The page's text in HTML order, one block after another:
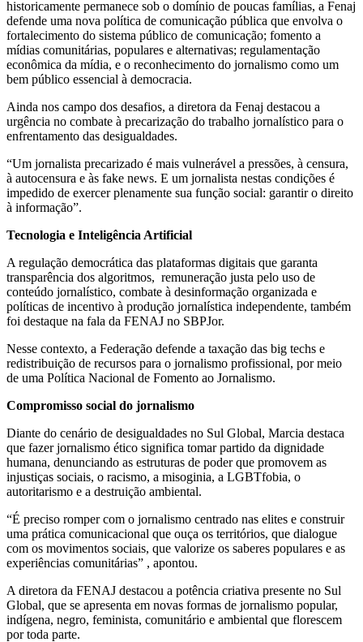
historicamente permanece sob o domínio de poucas famílias, a Fenaj
defende uma nova política de comunicação pública que envolva o
fortalecimento do sistema público de comunicação; fomento a
mídias comunitárias, populares e alternativas; regulamentação
econômica da mídia, e o reconhecimento do jornalismo como um
bem público essencial à democracia.
Ainda nos campo dos desafios, a diretora da Fenaj destacou a
urgência no combate à precarização do trabalho jornalístico para o
enfrentamento das desigualdades.
“Um jornalista precarizado é mais vulnerável a pressões, à censura,
à autocensura e às fake news. E um jornalista nestas condições é
impedido de exercer plenamente sua função social: garantir o direito
à informação”.
Tecnologia e Inteligência Artificial
A regulação democrática das plataformas digitais que garanta
transparência dos algoritmos, remuneração justa pelo uso de
conteúdo jornalístico, combate à desinformação organizada e
políticas de incentivo à produção jornalística independente, também
foi destaque na fala da FENAJ no SBPJor.
Nesse contexto, a Federação defende a taxação das big techs e
redistribuição de recursos para o jornalismo profissional, por meio
de uma Política Nacional de Fomento ao Jornalismo.
Compromisso social do jornalismo
Diante do cenário de desigualdades no Sul Global, Marcia destaca
que fazer jornalismo ético significa tomar partido da dignidade
humana, denunciando as estruturas de poder que promovem as
injustiças sociais, o racismo, a misoginia, a LGBTfobia, o
autoritarismo e a destruição ambiental.
“É preciso romper com o jornalismo centrado nas elites e construir
uma prática comunicacional que ouça os territórios, que dialogue
com os movimentos sociais, que valorize os saberes populares e as
experiências comunitárias” , apontou.
A diretora da FENAJ destacou a potência criativa presente no Sul
Global, que se apresenta em novas formas de jornalismo popular,
indígena, negro, feminista, comunitário e ambiental que florescem
por toda parte.